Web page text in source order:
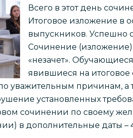
Всего в этот день
Итоговое изложение в
выпускников. Успешно
Сочинение (изложение)
«незачет».
явившиеся на
уважительным причинам, а
установленных
сочинении по своему
в дополнительные даты –